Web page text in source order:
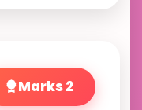
Marks 2